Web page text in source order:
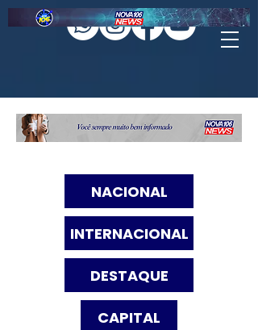
NACIONAL
INTERNACIONAL
DESTAQUE
CAPITAL